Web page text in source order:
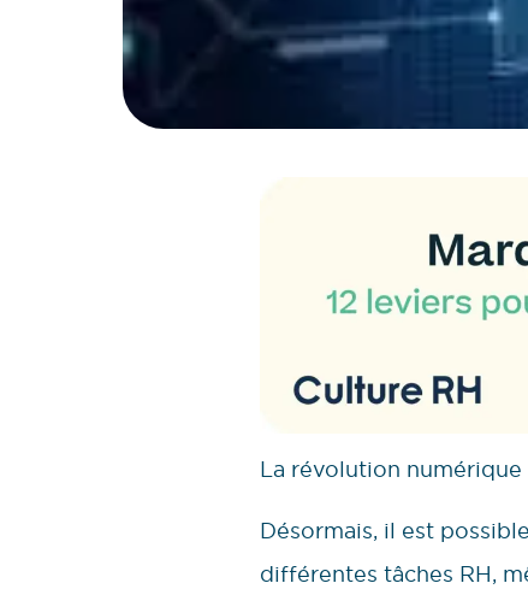
La révolution
Désormais, il est
différentes tâches RH,